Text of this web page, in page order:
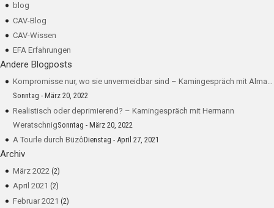
blog
CAV-Blog
CAV-Wissen
EFA Erfahrungen
Andere Blogposts
Kompromisse nur, wo sie unvermeidbar sind – Kamingespräch mit Alma…
Sonntag - März 20, 2022
Realistisch oder deprimierend? – Kamingespräch mit Hermann
WeratschnigSonntag - März 20, 2022
A Tourle durch BüzôDienstag - April 27, 2021
Archiv
März 2022(2)
April 2021 (2)
Februar 2021 (2)